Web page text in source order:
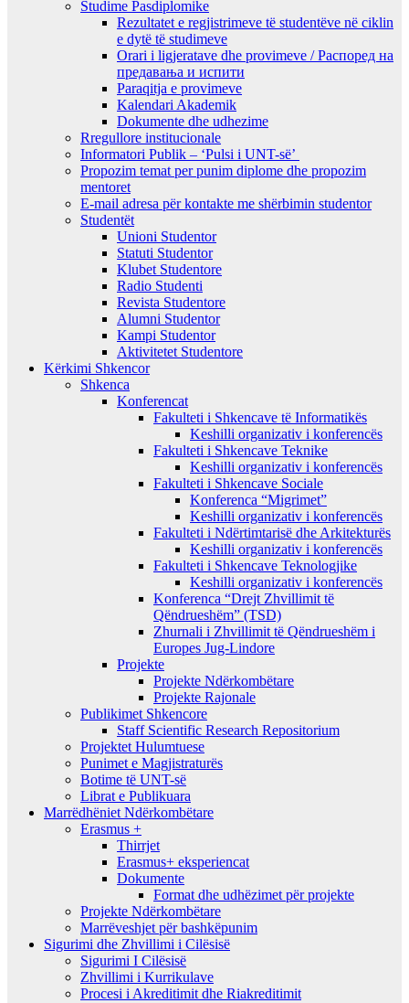
Studime Pasdiplomike
Rezultatet e regjistrimeve të studentëve në ciklin
e dytë të studimeve
Orari i ligjeratave dhe provimeve / Распоред на
предавањa и испити
Paraqitja e provimeve
Kalendari Akademik
Dokumente dhe udhezime
Rregullore institucionale
Informatori Publik – ‘Pulsi i UNT-së’
Propozim temat per punim diplome dhe propozim
mentoret
E-mail adresa për kontakte me shërbimin studentor
Studentët
Unioni Studentor
Statuti Studentor
Klubet Studentore
Radio Studenti
Revista Studentore
Alumni Studentor
Kampi Studentor
Aktivitetet Studentore
Kërkimi Shkencor
Shkenca
Konferencat
Fakulteti i Shkencave të Informatikës
Keshilli organizativ i konferencës
Fakulteti i Shkencave Teknike
Keshilli organizativ i konferencës
Fakulteti i Shkencave Sociale
Konferenca “Migrimet”
Keshilli organizativ i konferencës
Fakulteti i Ndërtimtarisë dhe Arkitekturës
Keshilli organizativ i konferencës
Fakulteti i Shkencave Teknologjike
Keshilli organizativ i konferencës
Konferenca “Drejt Zhvillimit të
Qëndrueshëm” (TSD)
Zhurnali i Zhvillimit të Qëndrueshëm i
Europes Jug-Lindore
Projekte
Projekte Ndërkombëtare
Projekte Rajonale
Publikimet Shkencore
Staff Scientific Research Repositorium
Projektet Hulumtuese
Punimet e Magjistraturës
Botime të UNT-së
Librat e Publikuara
Marrëdhëniet Ndërkombëtare
Erasmus +
Thirrjet
Erasmus+ eksperiencat
Dokumente
Format dhe udhëzimet për projekte
Projekte Ndërkombëtare
Marrëveshjet për bashkëpunim
Sigurimi dhe Zhvillimi i Cilësisë
Sigurimi I Cilësisë
Zhvillimi i Kurrikulave
Procesi i Akreditimit dhe Riakreditimit